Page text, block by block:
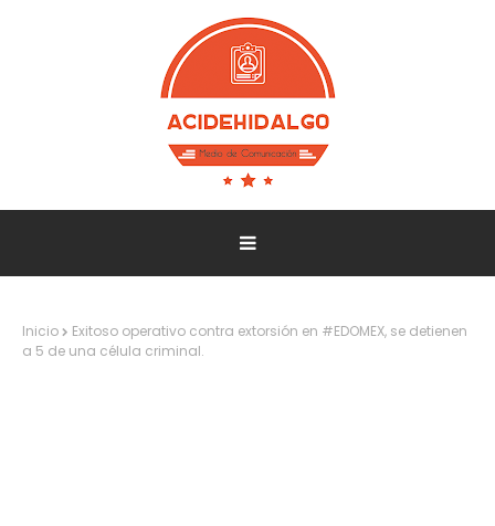
Inicio
Exitoso operativo contra extorsión en #EDOMEX, se detienen
a 5 de una célula criminal.